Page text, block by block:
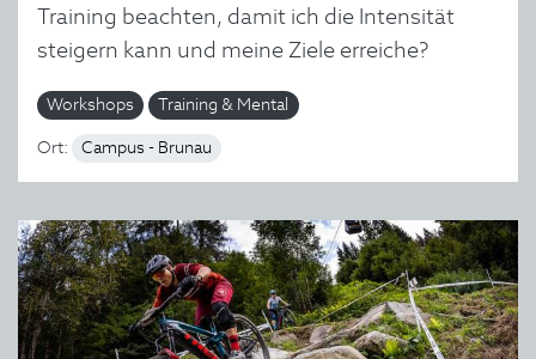
Training beachten, damit ich die Intensität
steigern kann und meine Ziele erreiche?
Workshops Training & Mental
Ort: Campus - Brunau